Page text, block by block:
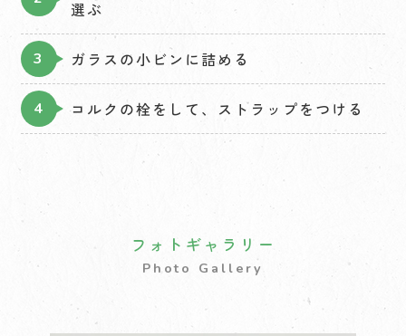
選ぶ
ガラスの小ビンに詰める
コルクの栓をして、ストラップをつける
フォトギャラリー
Photo Gallery